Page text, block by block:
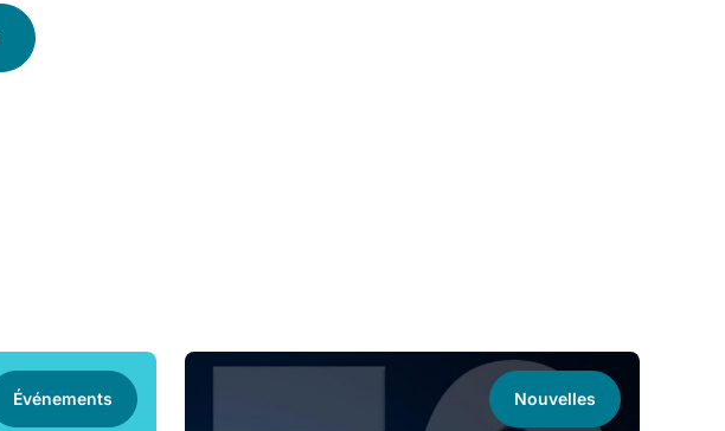
Événements Nouvelles